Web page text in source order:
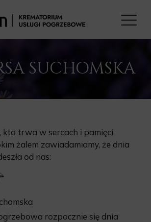
SUCHOMSKA
kto trwa w sercach i pamięci
żalem zawiadamiamy, że dnia
od nas:
rozpocznie się dnia